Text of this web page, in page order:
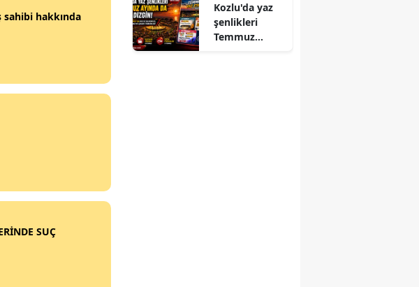
hakkında
SUÇ
YAPILDI
Kozlu'da yaz
şenlikleri
Temmuz